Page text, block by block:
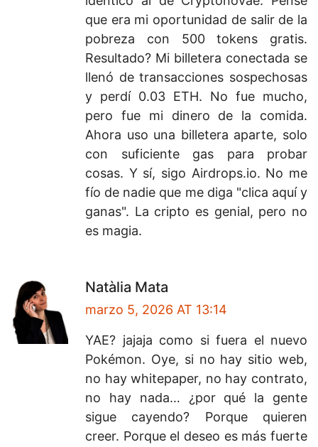
que era mi oportunidad de salir de la
pobreza con 500 tokens gratis.
Resultado? Mi billetera conectada se
llenó de transacciones sospechosas
y perdí 0.03 ETH. No fue mucho,
pero fue mi dinero de la comida.
Ahora uso una billetera aparte, solo
con suficiente gas para probar
cosas. Y sí, sigo Airdrops.io. No me
fío de nadie que me diga "clica aquí y
ganas". La cripto es genial, pero no
es magia.
Natàlia Mata
marzo 5, 2026 AT 13:14
YAE? jajaja como si fuera el nuevo
Pokémon. Oye, si no hay sitio web,
no hay whitepaper, no hay contrato,
no hay nada… ¿por qué la gente
sigue cayendo? Porque quieren
creer. Porque el deseo es más fuerte